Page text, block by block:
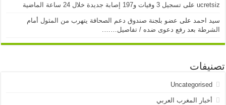
ucretsiz علىتسجيل 3 وفيات و197 إصابة جديدة خلال 24 ساعة الماضية
سيد احمد على عضو بلجنة صندوق دعم الصحافة يتهرب من المثول أمام
الشرطة بعد رفع دعوى ضده / تفاصيل…….
تصنيفات
Uncategorised
أخبار المغرب العربي